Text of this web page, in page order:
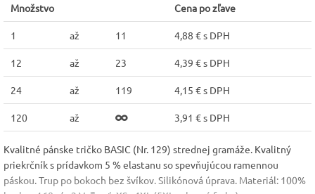
Množstvo
Cena po zľave
1 až 11 4,88 € s DPH
12 až 23 4,39 € s DPH
24 až 119 4,15 € s DPH
120 až 3,91 € s DPH
Kvalitné pánske tričko BASIC (Nr. 129) strednej gramáže. Kvalitný
priekrčník s prídavkom 5 % elastanu so spevňujúcou ramennou
páskou. Trup po bokoch bez švíkov. Silikónová úprava. Materiál: 100%